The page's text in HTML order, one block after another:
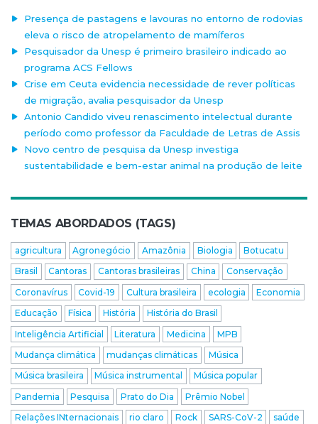
Presença de pastagens e lavouras no entorno de rodovias
eleva o risco de atropelamento de mamíferos
Pesquisador da Unesp é primeiro brasileiro indicado ao
programa ACS Fellows
Crise em Ceuta evidencia necessidade de rever políticas
de migração, avalia pesquisador da Unesp
Antonio Candido viveu renascimento intelectual durante
período como professor da Faculdade de Letras de Assis
Novo centro de pesquisa da Unesp investiga
sustentabilidade e bem-estar animal na produção de leite
TEMAS ABORDADOS (TAGS)
agricultura Agronegócio Amazônia Biologia
Botucatu
Brasil
Cantoras Cantoras brasileiras China
Conservação
Coronavírus
Covid-19 Cultura brasileira ecologia
Economia
Educação
Física História
História do Brasil
Inteligência Artificial
Literatura Medicina
MPB
Mudança climática
mudanças climáticas
Música
Música brasileira
Música instrumental
Música popular
Pandemia
Pesquisa Prato do Dia
Prêmio Nobel
Relações INternacionais
rio claro Rock SARS-CoV-2
saúde